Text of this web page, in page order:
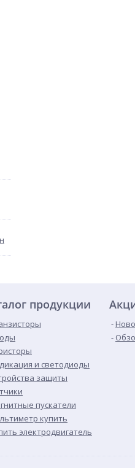
продукции
и светодиоды
защиты
пускатели
купить
электродвигатель